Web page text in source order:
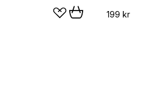
199 kr